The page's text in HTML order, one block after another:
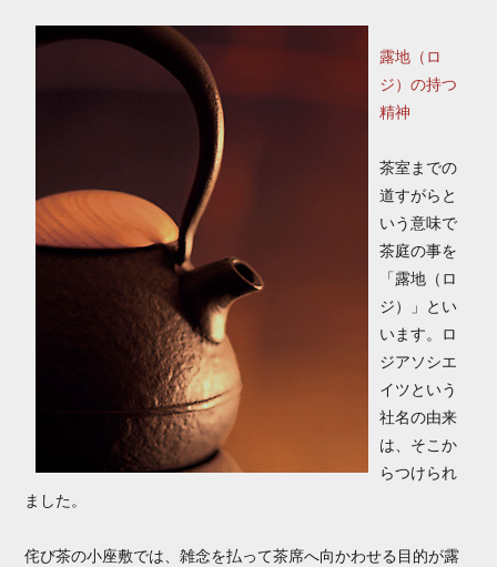
露地（ロ
ジ）の持つ
精神
茶室までの
道すがらと
いう意味で
茶庭の事を
「露地（ロ
ジ）」とい
います。ロ
ジアソシエ
イツという
社名の由来
は、そこか
らつけられ
ました。
侘び茶の小座敷では、雑念を払って茶席へ向かわせる目的が露